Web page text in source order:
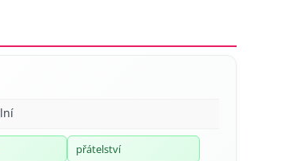
přátelství